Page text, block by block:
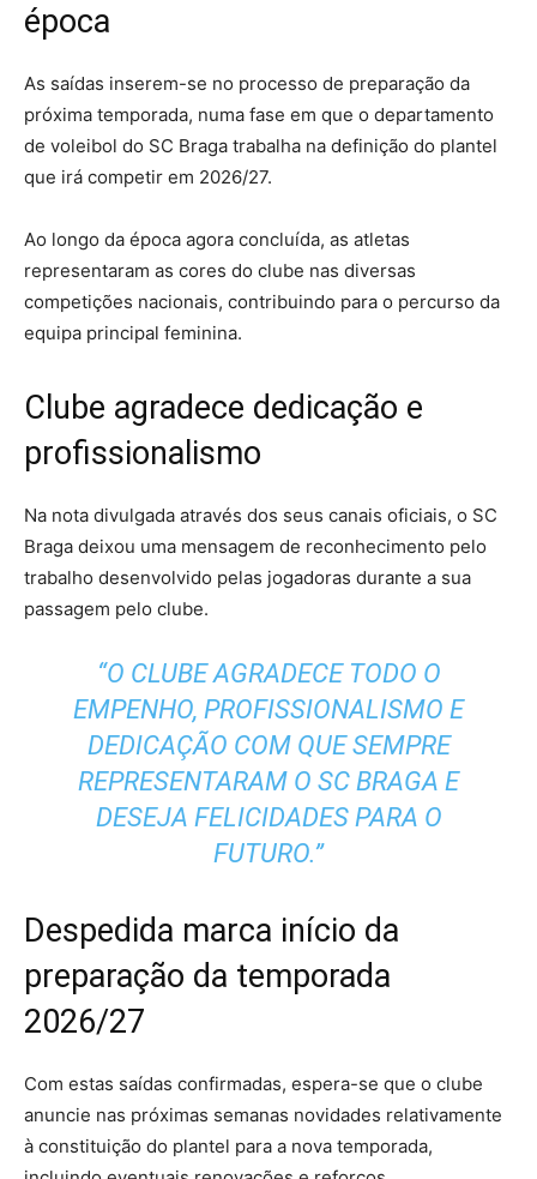
época
As saídas inserem-se no processo de preparação da
próxima temporada, numa fase em que o departamento
de voleibol do SC Braga trabalha na definição do plantel
que irá competir em 2026/27.
Ao longo da época agora concluída, as atletas
representaram as cores do clube nas diversas
competições nacionais, contribuindo para o percurso da
equipa principal feminina.
Clube agradece dedicação e
profissionalismo
Na nota divulgada através dos seus canais oficiais, o SC
Braga deixou uma mensagem de reconhecimento pelo
trabalho desenvolvido pelas jogadoras durante a sua
passagem pelo clube.
“O CLUBE AGRADECE TODO O
EMPENHO, PROFISSIONALISMO E
DEDICAÇÃO COM QUE SEMPRE
REPRESENTARAM O SC BRAGA E
DESEJA FELICIDADES PARA O
FUTURO.”
Despedida marca início da
preparação da temporada
2026/27
Com estas saídas confirmadas, espera-se que o clube
anuncie nas próximas semanas novidades relativamente
à constituição do plantel para a nova temporada,